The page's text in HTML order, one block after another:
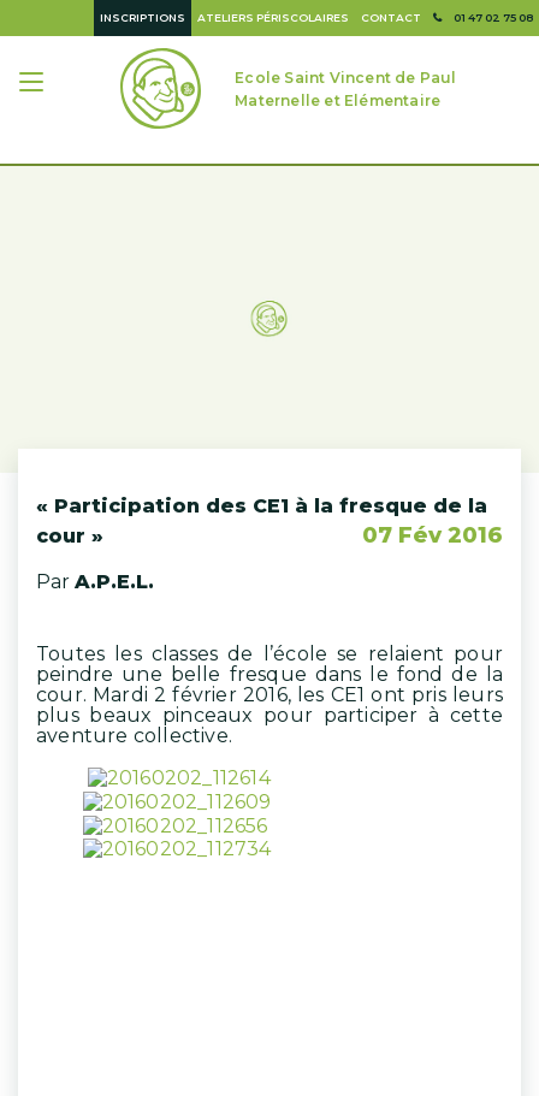
01 47 02 75 08
CONTACT
ATELIERS PÉRISCOLAIRES
INSCRIPTIONS
Ecole Saint Vincent de Paul
Maternelle et Elémentaire
« Participation des CE1 à la fresque de la
cour »
07 Fév 2016
Par A.P.E.L.
Toutes les classes de l’école se relaient pour
peindre une belle fresque dans le fond de la
cour. Mardi 2 février 2016, les CE1 ont pris leurs
plus beaux pinceaux pour participer à cette
aventure collective.